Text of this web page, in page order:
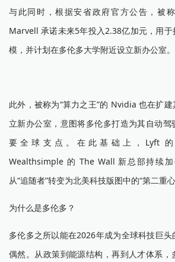
与此同时，根据安省政府官方公告，被
Marvell 承诺未来5年投入2.38亿加元，用
模，并计划在多伦多大学附近设立新办公室。
此外，被称为“算力之王”的 Nvidia 也在扩
立新办公室，意图将多伦多打造为其自动
要全球支点。在此基础上，Lyft 的
Wealthsimple 的 The Wall 新总部持续
从“追随者”转变为北美科技版图中的“第二重心
为什么是多伦多？
多伦多之所以能在2026年成为全球科技巨
偶然。从政策到能源结构，再到人才体系